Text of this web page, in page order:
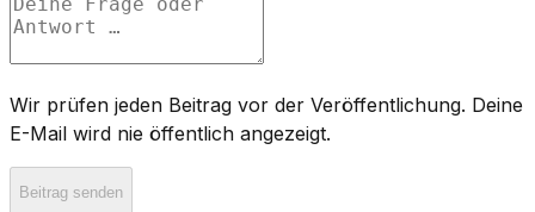
Wir prüfen jeden Beitrag vor der Veröffentlichung. Deine
E-Mail wird nie öffentlich angezeigt.
Beitrag senden